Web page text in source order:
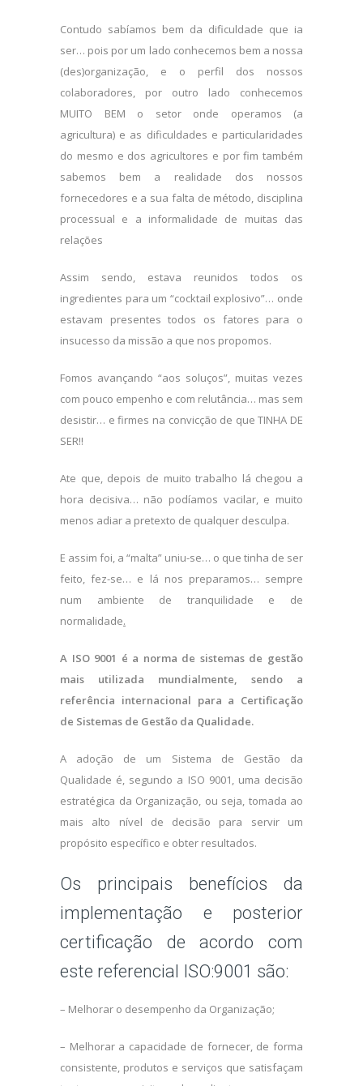
Contudo sabíamos bem da dificuldade que ia
ser… pois por um lado conhecemos bem a nossa
(des)organização, e o perfil dos nossos
colaboradores, por outro lado conhecemos
MUITO BEM o setor onde operamos (a
agricultura) e as dificuldades e particularidades
do mesmo e dos agricultores e por fim também
sabemos bem a realidade dos nossos
fornecedores e a sua falta de método, disciplina
processual e a informalidade de muitas das
relações
Assim sendo, estava reunidos todos os
ingredientes para um “cocktail explosivo”… onde
estavam presentes todos os fatores para o
insucesso da missão a que nos propomos.
Fomos avançando “aos soluços”, muitas vezes
com pouco empenho e com relutância… mas sem
desistir… e firmes na convicção de que TINHA DE
SER!!
Ate que, depois de muito trabalho lá chegou a
hora decisiva… não podíamos vacilar, e muito
menos adiar a pretexto de qualquer desculpa.
E assim foi, a “malta” uniu-se… o que tinha de ser
feito, fez-se… e lá nos preparamos… sempre
num ambiente de tranquilidade e de
normalidade.
A ISO 9001 é a norma de sistemas de gestão
mais utilizada mundialmente, sendo a
referência internacional para a Certificação
de Sistemas de Gestão da Qualidade.
A adoção de um Sistema de Gestão da
Qualidade é, segundo a ISO 9001, uma decisão
estratégica da Organização, ou seja, tomada ao
mais alto nível de decisão para servir um
propósito específico e obter resultados.
Os principais benefícios da
implementação e posterior
certificação de acordo com
este referencial ISO:9001 são:
– Melhorar o desempenho da Organização;
– Melhorar a capacidade de fornecer, de forma
consistente, produtos e serviços que satisfaçam